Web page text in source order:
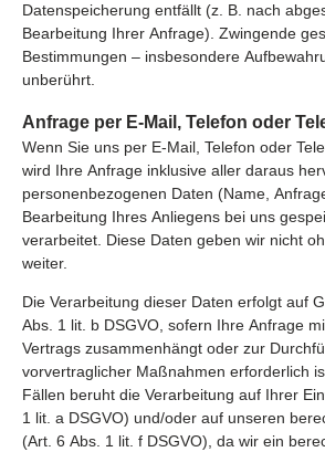
Datenspeicherung entfällt (z. B. nach
Bearbeitung Ihrer Anfrage). Zwingende
Bestimmungen – insbesondere
unberührt.
Anfrage per E-Mail, Telefon oder
Wenn Sie uns per E-Mail, Telefon oder
wird Ihre Anfrage inklusive aller daraus
personenbezogenen Daten (Name,
Bearbeitung Ihres Anliegens bei uns
verarbeitet. Diese Daten geben wir nicht
weiter.
Die Verarbeitung dieser Daten erfolgt auf
Abs. 1 lit. b DSGVO, sofern Ihre Anfrage
Vertrags zusammenhängt oder zur
vorvertraglicher Maßnahmen erforderlich
Fällen beruht die Verarbeitung auf Ihrer
1 lit. a DSGVO) und/oder auf unseren
(Art. 6 Abs. 1 lit. f DSGVO), da wir ein